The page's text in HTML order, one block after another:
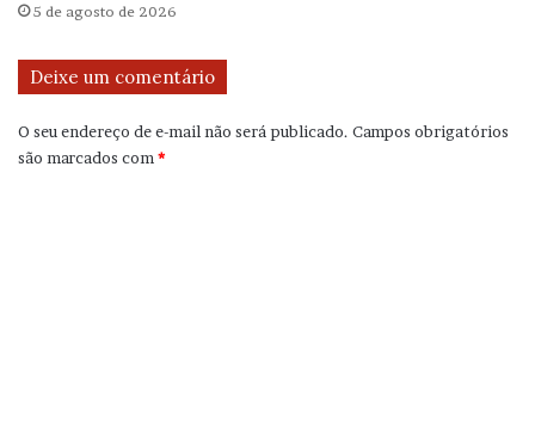
5 de agosto de 2026
Deixe um comentário
O seu endereço de e-mail não será publicado. Campos obrigatórios
são marcados com*